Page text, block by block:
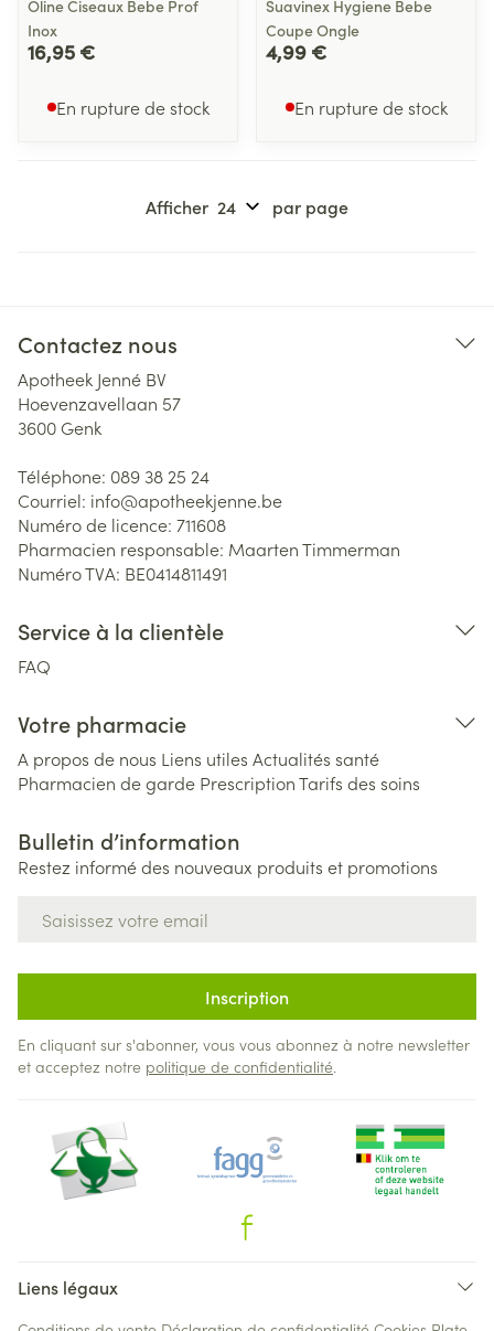
Oline Ciseaux Bebe Prof
Inox
16,95 €
En rupture de stock
Suavinex Hygiene Bebe
Coupe Ongle
4,99 €
En rupture de stock
Afficher par page
Contactez nous
Apotheek Jenné BV
Hoevenzavellaan 57
3600 Genk
Téléphone: 089 38 25 24
Courriel: info@apotheekjenne.be
Numéro de licence: 711608
Pharmacien responsable: Maarten Timmerman
Numéro TVA: BE0414811491
Service à la clientèle
FAQ
Votre pharmacie
A propos de nous Liens utiles Actualités santé
Pharmacien de garde PrescriptionTarifs des soins
Bulletin d’information
Restez informé des nouveaux produits et promotions
Inscription
En cliquant sur s'abonner, vous vous abonnez à notre newsletter
et acceptez notre politique de confidentialité.
Liens légaux